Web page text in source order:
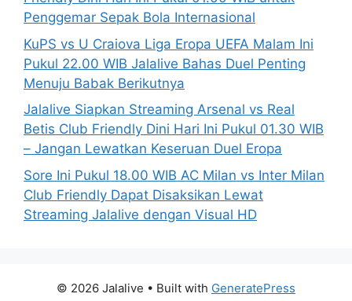
Penggemar Sepak Bola Internasional
KuPS vs U Craiova Liga Eropa UEFA Malam Ini
Pukul 22.00 WIB Jalalive Bahas Duel Penting
Menuju Babak Berikutnya
Jalalive Siapkan Streaming Arsenal vs Real
Betis Club Friendly Dini Hari Ini Pukul 01.30 WIB
– Jangan Lewatkan Keseruan Duel Eropa
Sore Ini Pukul 18.00 WIB AC Milan vs Inter Milan
Club Friendly Dapat Disaksikan Lewat
Streaming Jalalive dengan Visual HD
© 2026 Jalalive • Built with GeneratePress